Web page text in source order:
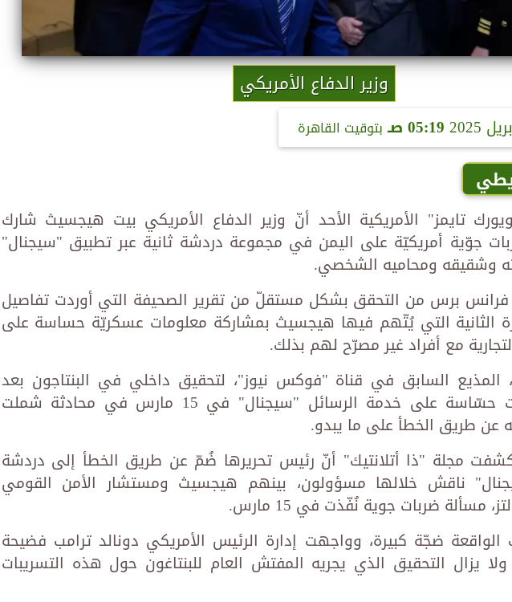
وزير الدفاع الأمريكي
05:19 صـ بتوقيت القاهرة
تايمز" الأمريكية الأحد أنّ وزير الدفاع الأمريكي بيت هيجسيث شارك
جوّية أمريكيّة على اليمن في مجموعة دردشة ثانية عبر تطبيق "سيجنال"
وشقيقه ومحاميه الشخصي.
فرانس برس من التحقق بشكل مستقلّ من تقرير الصحيفة التي أوردت تفاصيل
الثانية التي يُتّهم فيها هيجسيث بمشاركة معلومات عسكريّة حساسة على
مع أفراد غير مصرّح لهم بذلك.
السابق في قناة "فوكس نيوز"، لتحقيق داخلي في البنتاجون بعد
مشاركته معلومات حسّاسة على خدمة الرسائل "سيجنال" في 15 مارس في محادثة شملت
عن طريق الخطأ على ما يبدو.
مجلة "ذا أتلانتيك" أنّ رئيس تحريرها ضُمّ عن طريق الخطأ إلى دردشة
ناقش خلالها مسؤولون، بينهم هيجسيث ومستشار الأمن القومي
مسألة ضربات جوية نُفّذت في 15 مارس.
الواقعة ضجّة كبيرة، وواجهت إدارة الرئيس الأمريكي دونالد ترامب فضيحة
يزال التحقيق الذي يجريه المفتش العام للبنتاغون حول هذه التسريبات